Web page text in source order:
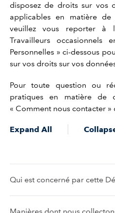
disposez de droits sur vos
applicables en matière de
veuillez vous reporter à
Travailleurs occasionnels
Personnelles » ci-dessous
sur vos droits sur vos
Pour toute question ou
pratiques en matière de
« Comment nous contacter »
Expand All
Qui est concerné par cette